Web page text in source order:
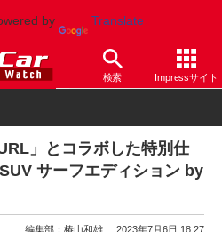
by Translate
検索 Impressサイト
ン C3
」とコラボした特別仕
サーフエディション by
編集部：椿山和雄 2023年7月6日 18:27